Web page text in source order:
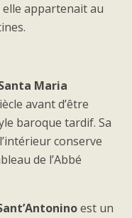
appartenait au
Maria
avant d’être
baroque tardif. Sa
conserve
de l’Abbé
est un